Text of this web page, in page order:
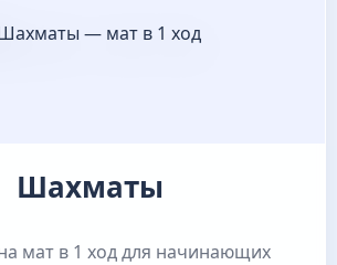
Шахматы
мат в 1 ход для начинающих